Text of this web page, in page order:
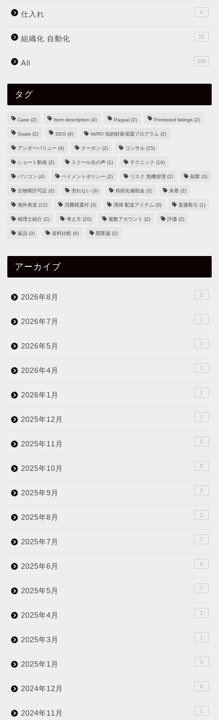
仕入れ 4
組織化 自動化 15
All 208
タグ
Case (2) Item description (4) Paypal (2) Promoted listings (2)
Saats (2) SEO (4) VeRO 知的財産保護プログラム (2)
アンダーバリュー (4) クーポン (2) コンサル (15)
ショート動画 (2) スクール生の声 (1) テクニック (14)
パソコン (4) ペイメントポリシー (2) リスク 危機管理 (2) 副業 (3)
古物商許可証 (2) 売れない (3) 持続化補助金 (2) 未着 (2)
海外発送 (12) 消費税還付 (3) 清掃 配送アイテム (3) 直接取引 (1)
税理士紹介 (2) 考え方 (20) 複数アカウント (2) 評価 (2)
返品 (3) 送料比較 (6) 開業届 (2)
アーカイブ
2026年8月 2
2026年7月 1
2026年5月 1
2026年4月 1
2026年1月 1
2025年12月 1
2025年11月 5
2025年10月 8
2025年9月 2
2025年8月 2
2025年7月 7
2025年6月 5
2025年5月 7
2025年4月 1
2025年3月 1
2025年1月 3
2024年12月 4
2024年11月 1